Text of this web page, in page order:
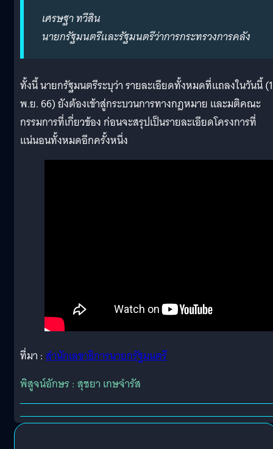
เศรษฐา ทวีสิน
นายกรัฐมนตรีและรัฐมนตรีว่าการกระทรวงการคลัง
ทั้งนี้ นายกรัฐมนตรีระบุว่า รายละเอียดทั้งหมดที่แถลงในวันนี้
พ.ย. 66) ยังต้องเข้าสู่กระบวนการทางกฎหมาย และมติคณะ
กรรมการที่เกี่ยวข้อง ก่อนจะสรุปเป็นรายละเอียดโครงการที่
แน่นอนทั้งหมดอีกครั้งหนึ่ง
ที่มา : สำนักเลขาธิการนายกรัฐมนตรี
พิสูจน์อักษร : สุชยา เกษจำรัส